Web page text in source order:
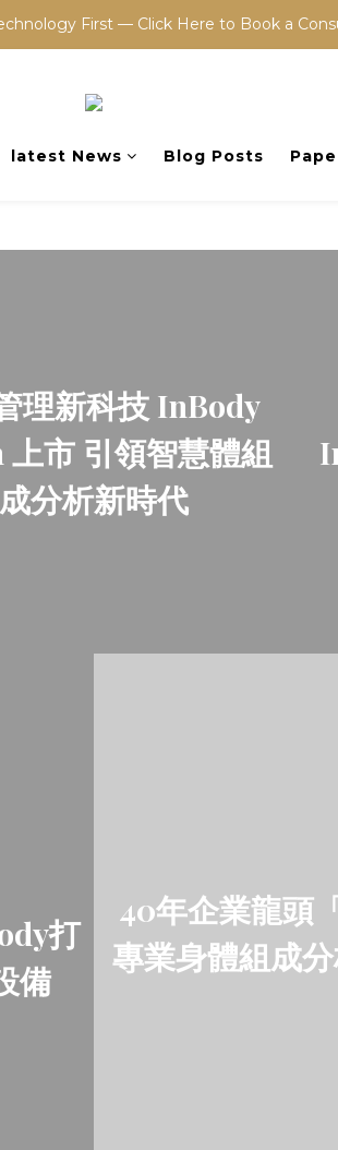
First — Click Here to Book a
latest News Blog Posts
理新科技 InBody
上市 引領智慧體組
成分析新時代
打
備
40年企業龍頭
專業身體組成